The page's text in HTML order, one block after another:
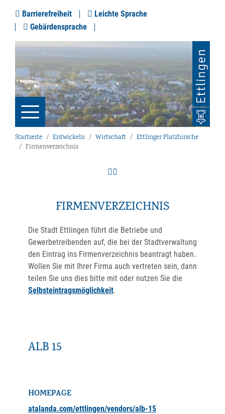
Barrierefreiheit
Leichte Sprache
Gebärdensprache
Startseite Entwickeln Wirtschaft
Ettlinger Platzhirsche
Firmenverzeichnis
FIRMENVERZEICHNIS
Die Stadt Ettlingen führt die Betriebe und
Gewerbetreibenden auf, die bei der Stadtverwaltung
den Eintrag ins Firmenverzeichnis beantragt haben.
Wollen Sie mit Ihrer Firma auch vertreten sein, dann
teilen Sie uns dies bitte mit oder nutzen Sie die
Selbsteintragsmöglichkeit.
ALB 15
HOMEPAGE
atalanda.com/ettlingen/vendors/alb-15